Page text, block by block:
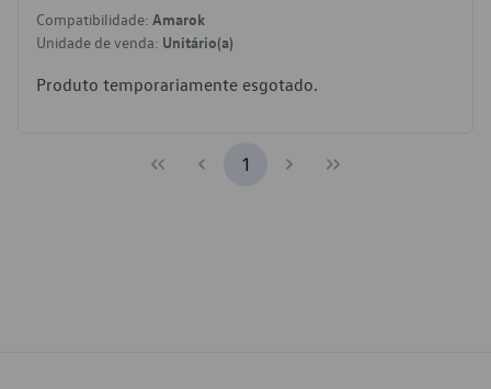
Compatibilidade: Amarok
Unidade de venda: Unitário(a)
Produto temporariamente esgotado.
1